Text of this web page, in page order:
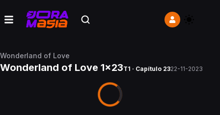
Wonderland of Love
Wonderland of Love 1x23T1 · Capítulo 2322-11-2023